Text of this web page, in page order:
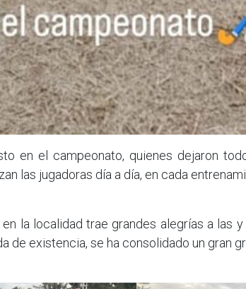
en el campeonato, quienes dejaron
las jugadoras día a día, en cada
la localidad trae grandes alegrías a las
de existencia, se ha consolidado un gran